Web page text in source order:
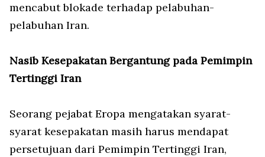
mencabut blokade terhadap pelabuhan-
pelabuhan Iran.
Nasib Kesepakatan Bergantung pada Pemimpin
Tertinggi Iran
Seorang pejabat Eropa mengatakan syarat-
syarat kesepakatan masih harus mendapat
persetujuan dari Pemimpin Tertinggi Iran,